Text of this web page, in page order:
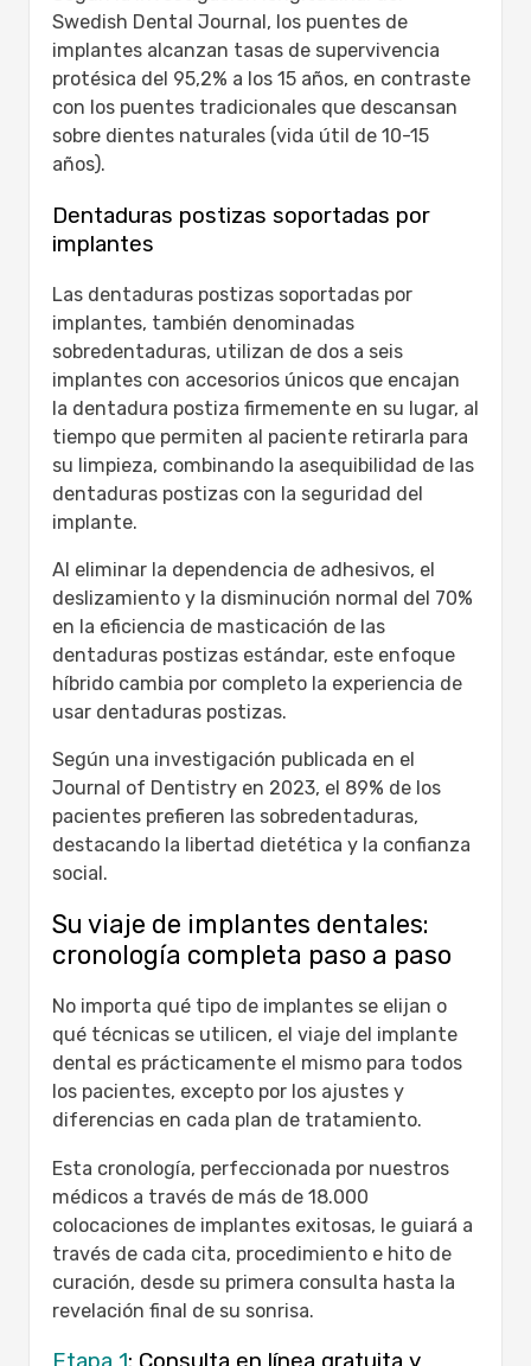
Swedish Dental Journal, los puentes de
implantes alcanzan tasas de supervivencia
protésica del 95,2% a los 15 años, en contraste
con los puentes tradicionales que descansan
sobre dientes naturales (vida útil de 10-15
años).
Dentaduras postizas soportadas por
implantes
Las dentaduras postizas soportadas por
implantes, también denominadas
sobredentaduras, utilizan de dos a seis
implantes con accesorios únicos que encajan
la dentadura postiza firmemente en su lugar, al
tiempo que permiten al paciente retirarla para
su limpieza, combinando la asequibilidad de las
dentaduras postizas con la seguridad del
implante.
Al eliminar la dependencia de adhesivos, el
deslizamiento y la disminución normal del 70%
en la eficiencia de masticación de las
dentaduras postizas estándar, este enfoque
híbrido cambia por completo la experiencia de
usar dentaduras postizas.
Según una investigación publicada en el
Journal of Dentistry en 2023, el 89% de los
pacientes prefieren las sobredentaduras,
destacando la libertad dietética y la confianza
social.
Su viaje de implantes dentales:
cronología completa paso a paso
No importa qué tipo de implantes se elijan o
qué técnicas se utilicen, el viaje del implante
dental es prácticamente el mismo para todos
los pacientes, excepto por los ajustes y
diferencias en cada plan de tratamiento.
Esta cronología, perfeccionada por nuestros
médicos a través de más de 18.000
colocaciones de implantes exitosas, le guiará a
través de cada cita, procedimiento e hito de
curación, desde su primera consulta hasta la
revelación final de su sonrisa.